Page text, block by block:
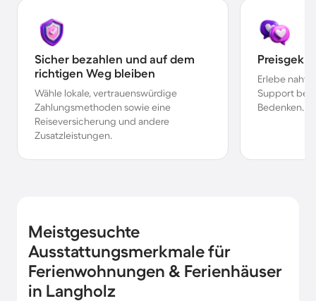
Sicher bezahlen und auf dem
richtigen Weg bleiben
Wähle lokale, vertrauenswürdige
Zahlungsmethoden sowie eine
Reiseversicherung und andere
Zusatzleistungen.
Erlebe
Support bei
Bedenken.
Meistgesuchte
Ausstattungsmerkmale für
Ferienwohnungen & Ferienhäuser
in Langholz